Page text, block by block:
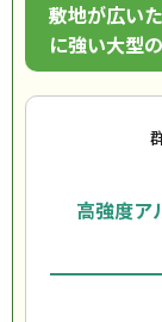
敷地が広い
に強い大型
高強度ア